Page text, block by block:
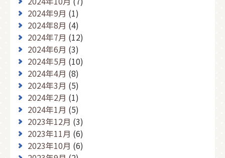
2024年9月 (1)
2024年8月 (4)
2024年7月 (12)
2024年6月 (3)
2024年5月 (10)
2024年4月 (8)
2024年3月 (5)
2024年2月 (1)
2024年1月 (5)
2023年12月 (3)
2023年11月 (6)
2023年10月 (6)